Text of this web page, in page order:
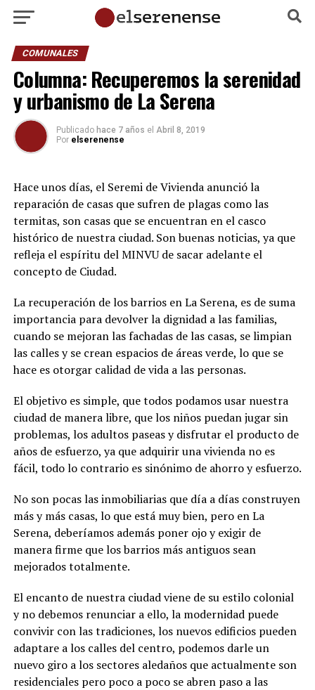
COMUNALES
Columna: Recuperemos la serenidad
y urbanismo de La Serena
Publicado hace 7 años el Abril 8, 2019
Por elserenense
Hace unos días, el Seremi de Vivienda anunció la
reparación de casas que sufren de plagas como las
termitas, son casas que se encuentran en el casco
histórico de nuestra ciudad. Son buenas noticias, ya que
refleja el espíritu del MINVU de sacar adelante el
concepto de Ciudad.
La recuperación de los barrios en La Serena, es de suma
importancia para devolver la dignidad a las familias,
cuando se mejoran las fachadas de las casas, se limpian
las calles y se crean espacios de áreas verde, lo que se
hace es otorgar calidad de vida a las personas.
El objetivo es simple, que todos podamos usar nuestra
ciudad de manera libre, que los niños puedan jugar sin
problemas, los adultos paseas y disfrutar el producto de
años de esfuerzo, ya que adquirir una vivienda no es
fácil, todo lo contrario es sinónimo de ahorro y esfuerzo.
No son pocas las inmobiliarias que día a días construyen
más y más casas, lo que está muy bien, pero en La
Serena, deberíamos además poner ojo y exigir de
manera firme que los barrios más antiguos sean
mejorados totalmente.
El encanto de nuestra ciudad viene de su estilo colonial
y no debemos renunciar a ello, la modernidad puede
convivir con las tradiciones, los nuevos edificios pueden
adaptare a los calles del centro, podemos darle un
nuevo giro a los sectores aledaños que actualmente son
residenciales pero poco a poco se abren paso a las